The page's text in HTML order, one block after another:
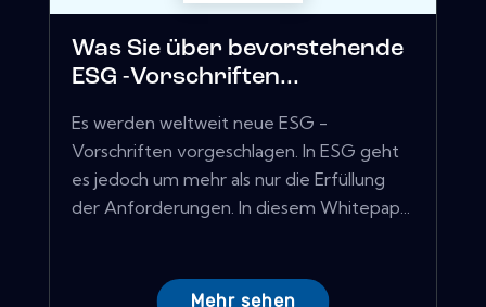
Was Sie über bevorstehende
ESG -Vorschriften...
Es werden weltweit neue ESG -
Vorschriften vorgeschlagen. In ESG geht
es jedoch um mehr als nur die Erfüllung
der Anforderungen. In diesem Whitepap...
Mehr sehen